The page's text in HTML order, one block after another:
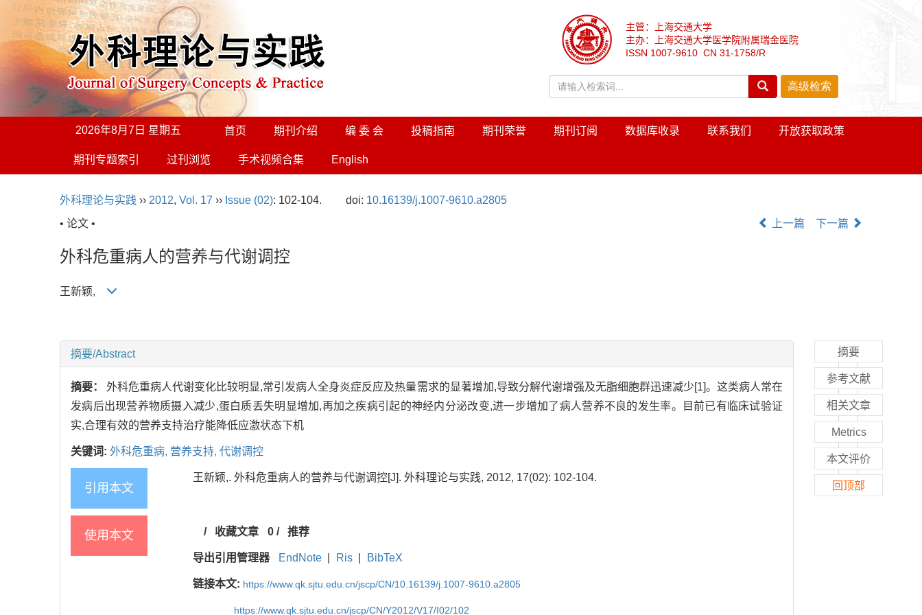
主管：上海交通大学
主办：上海交通大学医学院附属瑞金医院
ISSN 1007-9610 CN 31-1758/R
2026年8月7日 星期五 首页 期刊介绍 编 委 会 投稿指南 期刊荣誉 期刊订阅 数据库收录 联系我们 开放获取政策
期刊专题索引 过刊浏览 手术视频合集 English
外科理论与实践 ›› 2012, Vol. 17 ›› Issue (02): 102-104. doi: 10.16139/j.1007-9610.a2805
• 论文 •
上一篇 下一篇
外科危重病人的营养与代谢调控
王新颖,
摘要/Abstract
摘要：外科危重病人代谢变化比较明显,常引发病人全身炎症反应及热量需求的显著增加,导致分解代谢增强及无脂细胞群迅速减少[1]。这类病人常在
发病后出现营养物质摄入减少,蛋白质丢失明显增加,再加之疾病引起的神经内分泌改变,进一步增加了病人营养不良的发生率。目前已有临床试验证
实,合理有效的营养支持治疗能降低应激状态下机
关键词: 外科危重病, 营养支持, 代谢调控
引用本文
王新颖,. 外科危重病人的营养与代谢调控[J]. 外科理论与实践, 2012, 17(02): 102-104.
使用本文 / 收藏文章 0/ 推荐
导出引用管理器 EndNote Ris BibTeX
链接本文: https://www.qk.sjtu.edu.cn/jscp/CN/10.16139/j.1007-9610.a2805
https://www.qk.sjtu.edu.cn/jscp/CN/Y2012/V17/I02/102
摘要
参考文献
相关文章
Metrics
本文评价
回顶部